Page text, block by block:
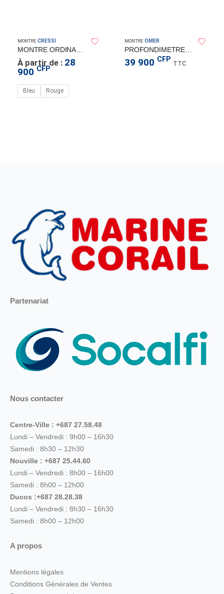
MONTRECRESSI
À partir de : 28
900 CFP
Bleu Rouge
MONTREOMER
39 900 CFP TTC
Partenariat
Nous contacter
Centre-Ville : +687 27.58.48
Lundi – Vendredi : 9h00 – 16h30
Samedi : 8h30 – 12h30
Nouville : +687 25.44.60
Lundi – Vendredi : 8h00 – 16h00
Samedi : 8h00 – 12h00
Ducos :+687 28.28.38
Lundi – Vendredi : 8h30 – 16h30
Samedi : 8h00 – 12h00
A propos
Mentions légales
Conditions Générales de Ventes